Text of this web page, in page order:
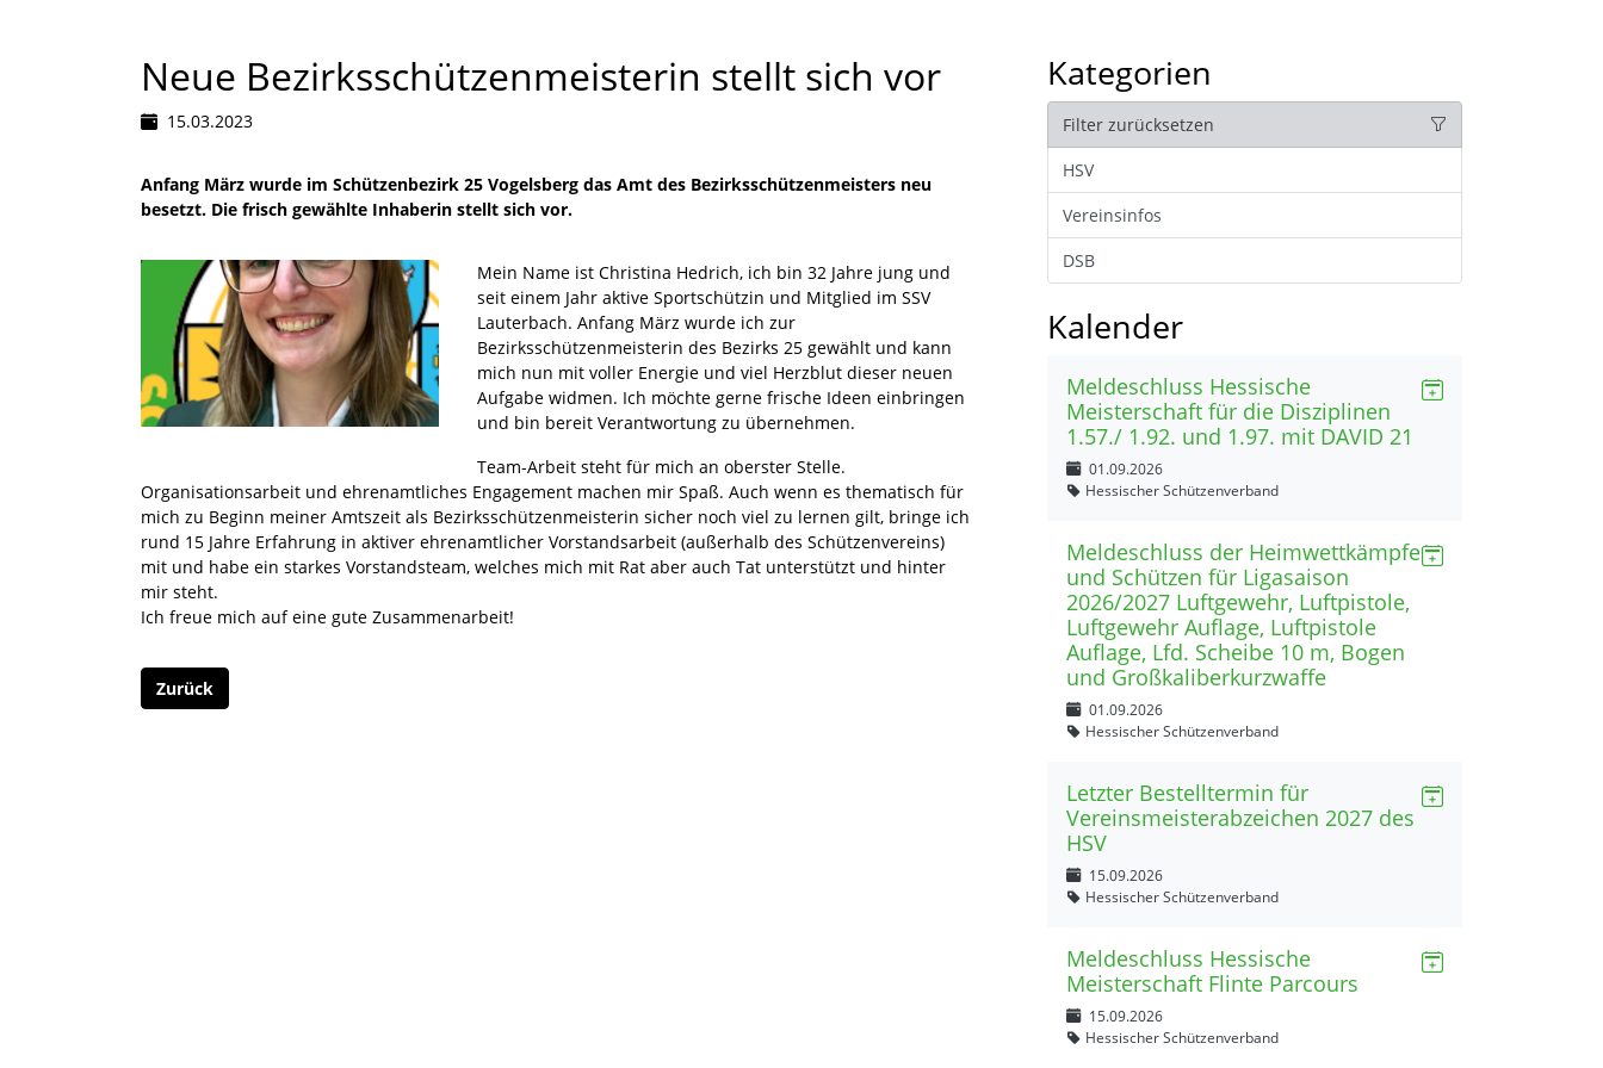
Neue Bezirksschützenmeisterin stellt sich vor
15.03.2023
Anfang März wurde im Schützenbezirk 25 Vogelsberg das Amt des Bezirksschützenmeisters neu
besetzt. Die frisch gewählte Inhaberin stellt sich vor.
Mein Name ist Christina Hedrich, ich bin 32 Jahre jung und
seit einem Jahr aktive Sportschützin und Mitglied im SSV
Lauterbach. Anfang März wurde ich zur
Bezirksschützenmeisterin des Bezirks 25 gewählt und kann
mich nun mit voller Energie und viel Herzblut dieser neuen
Aufgabe widmen. Ich möchte gerne frische Ideen einbringen
und bin bereit Verantwortung zu übernehmen.
Team-Arbeit steht für mich an oberster Stelle.
Organisationsarbeit und ehrenamtliches Engagement machen mir Spaß. Auch wenn es thematisch für
mich zu Beginn meiner Amtszeit als Bezirksschützenmeisterin sicher noch viel zu lernen gilt, bringe ich
rund 15 Jahre Erfahrung in aktiver ehrenamtlicher Vorstandsarbeit (außerhalb des Schützenvereins)
mit und habe ein starkes Vorstandsteam, welches mich mit Rat aber auch Tat unterstützt und hinter
mir steht.
Ich freue mich auf eine gute Zusammenarbeit!
Zurück
Kategorien
Filter zurücksetzen
HSV
Vereinsinfos
DSB
Kalender
Meldeschluss Hessische
Meisterschaft für die Disziplinen
1.57./ 1.92. und 1.97. mit DAVID 21
01.09.2026
Hessischer Schützenverband
Meldeschluss der Heimwettkämpfe
und Schützen für Ligasaison
2026/2027 Luftgewehr, Luftpistole,
Luftgewehr Auflage, Luftpistole
Auflage, Lfd. Scheibe 10 m, Bogen
und Großkaliberkurzwaffe
01.09.2026
Hessischer Schützenverband
Letzter Bestelltermin für
Vereinsmeisterabzeichen 2027 des
HSV
15.09.2026
Hessischer Schützenverband
Meldeschluss Hessische
Meisterschaft Flinte Parcours
15.09.2026
Hessischer Schützenverband